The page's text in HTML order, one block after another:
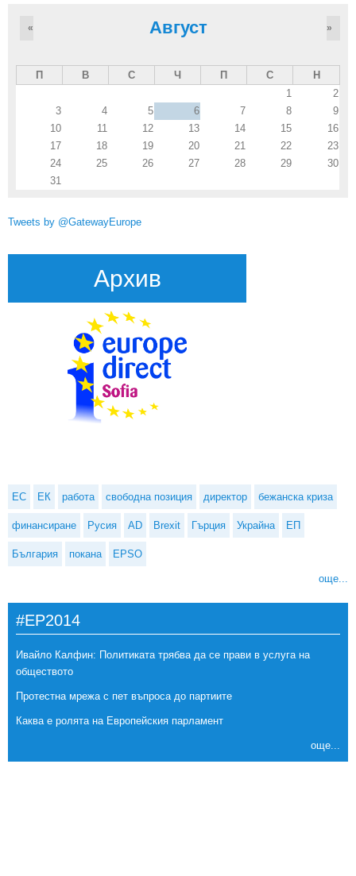
Август
« »
П В С Ч П С
Н
1
2
3
4 5 6 7 8
9
10
11 12 13 14 15
16
17
18 19 20 21 22
23
24
25 26 27 28 29
30
31
Tweets by @GatewayEurope
Архив
ЕС ЕК работа свободна позиция директор бежанска криза
финансиране Русия AD Brexit Гърция Украйна ЕП
България покана EPSO
още...
#EP2014
Ивайло Калфин: Политиката трябва да се прави в услуга на
обществото
Протестна мрежа с пет въпроса до партиите
Каква е ролята на Европейския парламент
още...